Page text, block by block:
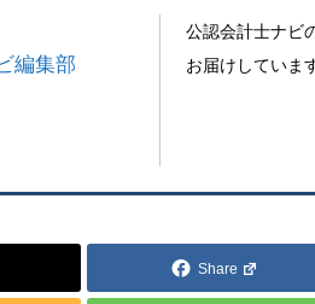
編集部
公認会計士ナビ
お届けしていま
Share